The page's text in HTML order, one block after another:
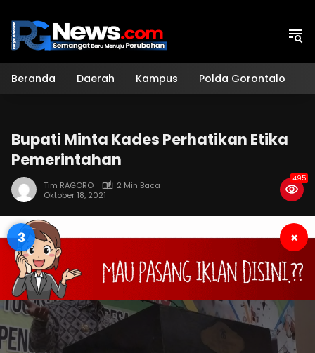
konten
Beranda Daerah Kampus Polda Gorontalo
Bupati Minta Kades Perhatikan Etika
Pemerintahan
Tim RAGORO
2 Min Baca
Oktober 18, 2021
495
2 ×